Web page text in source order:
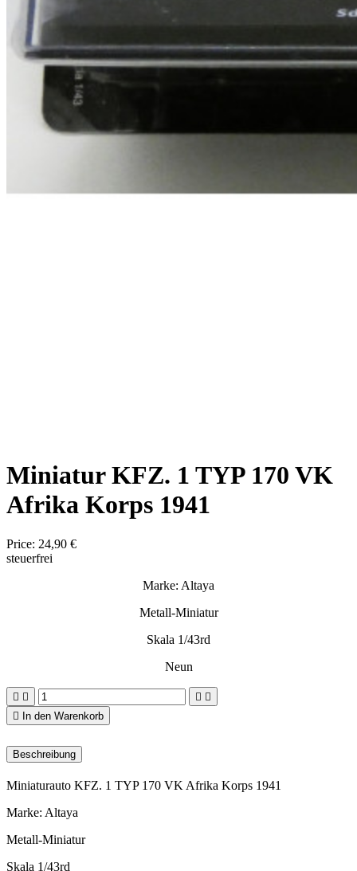
Miniatur KFZ. 1 TYP 170 VK
Afrika Korps 1941
Price: 24,90 €
steuerfrei
Marke: Altaya
Metall-Miniatur
Skala 1/43rd
Neun
   

In den Warenkorb
Beschreibung
Miniaturauto KFZ. 1 TYP 170 VK Afrika Korps 1941
Marke: Altaya
Metall-Miniatur
Skala 1/43rd